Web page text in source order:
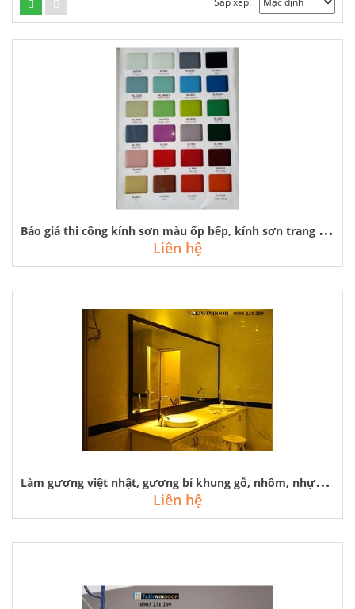
B
áo giá thi công kính sơn màu ốp bếp, kính sơn trang trí giá rẻ
Liên hệ
L
àm gương việt nhật, gương bỉ khung gỗ, nhôm, nhựa, inox rẻ đẹp tại hà nội
Liên hệ